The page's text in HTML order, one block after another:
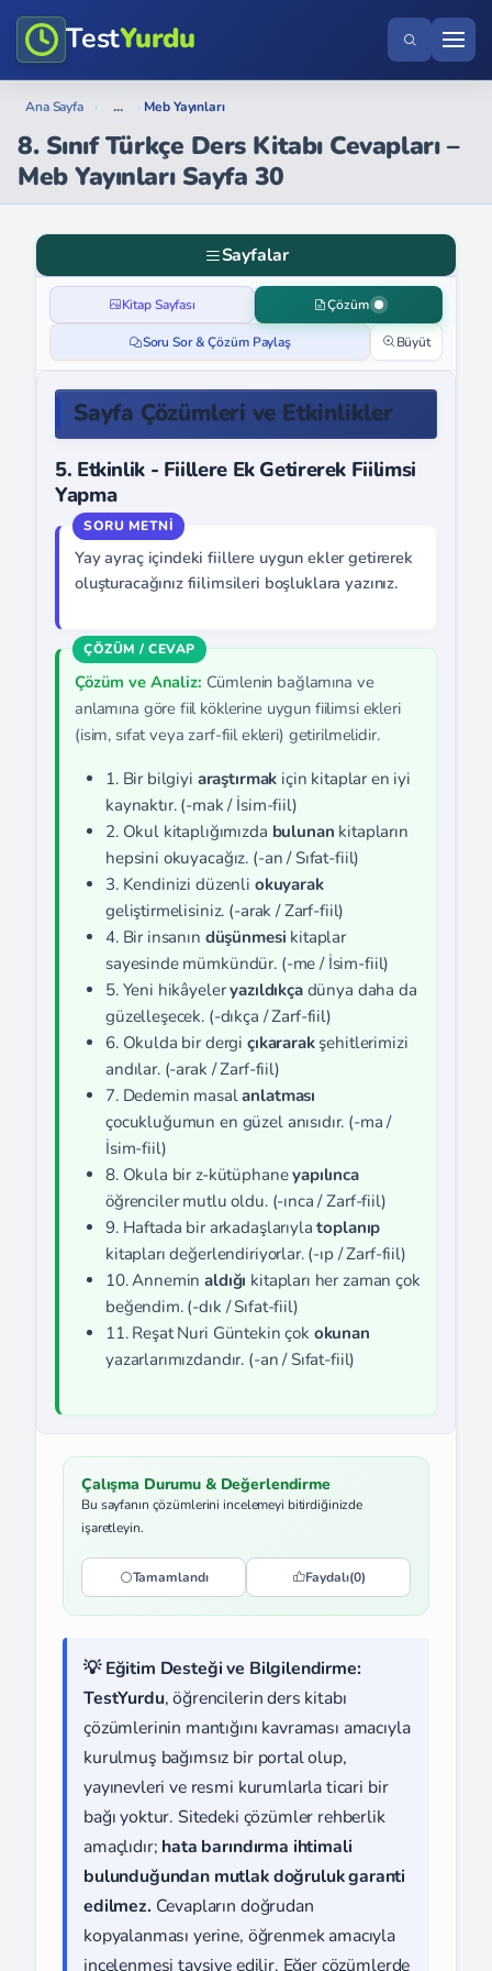
TestYurdu
Ana Sayfa › ... › Meb Yayınları
8. Sınıf Türkçe Ders Kitabı Cevapları –
Meb Yayınları Sayfa 30
Sayfalar
Kitap Sayfası Çözüm
Soru Sor & Çözüm Paylaş Büyüt
Sayfa Çözümleri ve Etkinlikler
5. Etkinlik - Fiillere Ek Getirerek Fiilimsi
Yapma
Yay ayraç içindeki fiillere uygun ekler getirerek
oluşturacağınız fiilimsileri boşluklara yazınız.
Çözüm ve Analiz: Cümlenin bağlamına ve
anlamına göre fiil köklerine uygun fiilimsi ekleri
(isim, sıfat veya zarf-fiil ekleri) getirilmelidir.
1. Bir bilgiyi araştırmak için kitaplar en iyi
kaynaktır. (-mak / İsim-fiil)
2. Okul kitaplığımızda bulunan kitapların
hepsini okuyacağız. (-an / Sıfat-fiil)
3. Kendinizi düzenli okuyarak
geliştirmelisiniz. (-arak / Zarf-fiil)
4. Bir insanın düşünmesi kitaplar
sayesinde mümkündür. (-me / İsim-fiil)
5. Yeni hikâyeleryazıldıkçadünya daha da
güzelleşecek. (-dıkça / Zarf-fiil)
6. Okulda bir dergi çıkararakşehitlerimizi
andılar. (-arak / Zarf-fiil)
7. Dedemin masalanlatması
çocukluğumun en güzel anısıdır. (-ma /
İsim-fiil)
8. Okula bir z-kütüphaneyapılınca
öğrenciler mutlu oldu. (-ınca / Zarf-fiil)
9. Haftada bir arkadaşlarıylatoplanıp
kitapları değerlendiriyorlar. (-ıp / Zarf-fiil)
10. Anneminaldığı kitapları her zaman çok
beğendim. (-dık / Sıfat-fiil)
11. Reşat Nuri Güntekin çok okunan
yazarlarımızdandır. (-an / Sıfat-fiil)
Çalışma Durumu & Değerlendirme
Bu sayfanın çözümlerini incelemeyi bitirdiğinizde
işaretleyin.
Tamamlandı Faydalı(0)
💡 Eğitim Desteği ve Bilgilendirme:
TestYurdu, öğrencilerin ders kitabı
çözümlerinin mantığını kavraması amacıyla
kurulmuş bağımsız bir portal olup,
yayınevleri ve resmi kurumlarla ticari bir
bağı yoktur. Sitedeki çözümler rehberlik
amaçlıdır; hata barındırma ihtimali
bulunduğundan mutlak doğruluk garanti
edilmez. Cevapların doğrudan
kopyalanması yerine, öğrenmek amacıyla
incelenmesi tavsiye edilir. Eğer çözümlerde